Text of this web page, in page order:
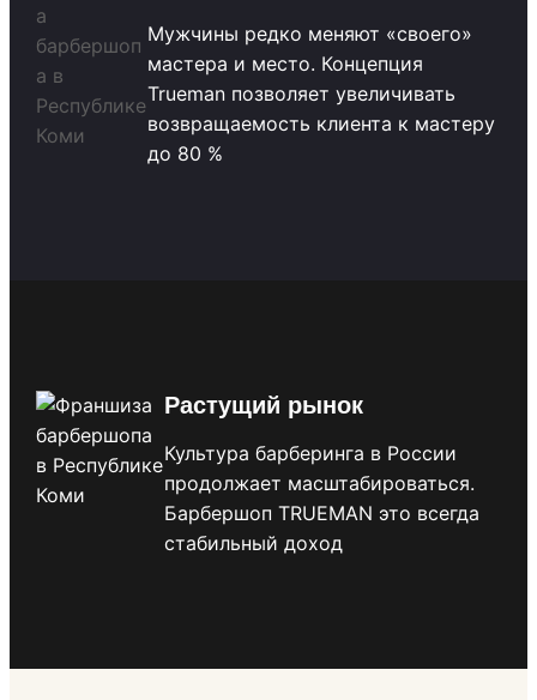
Мужчины редко меняют «своего»
мастера и место. Концепция
Trueman позволяет увеличивать
возвращаемость клиента к мастеру
до 80 %
Растущий рынок
Культура барберинга в России
продолжает масштабироваться.
Барбершоп TRUEMAN это всегда
стабильный доход